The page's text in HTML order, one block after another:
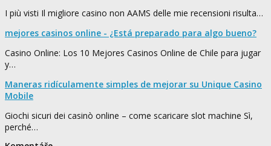
I più visti Il migliore casino non AAMS delle mie recensioni risulta…
mejores casinos online - ¿Está preparado para algo bueno?
Casino Online: Los 10 Mejores Casinos Online de Chile para jugar
y…
Maneras ridículamente simples de mejorar su Unique Casino
Mobile
Giochi sicuri dei casinò online – come scaricare slot machine Sì,
perché…